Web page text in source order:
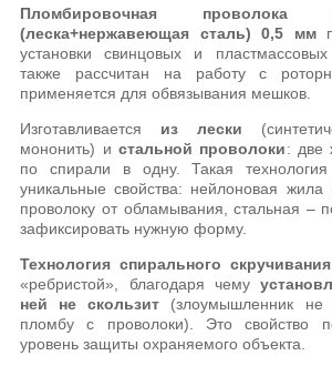
Пломбировочная проволока
(леска+нержавеющая сталь) 0,5 мм
установки свинцовых и
также рассчитан на работу с
применяется для обвязывания мешков.
Изготавливается из лески
мононить) истальной проволоки: две
по спирали в одну. Такая технология
уникальные свойства: нейлоновая жила
проволоку от обламывания, стальная –
зафиксировать нужную форму.
Технология спирального скручивания
«ребристой», благодаря чему
ней не скользит (злоумышленник не
пломбу с проволоки). Это свойство
уровень защиты охраняемого объекта.